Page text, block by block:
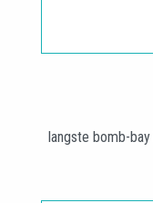
langste bomb-